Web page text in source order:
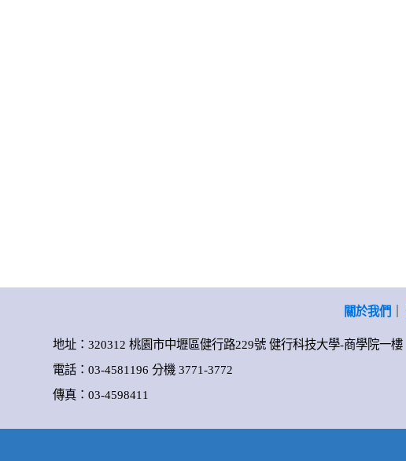
關於我們
地址：320312 桃園市中壢區健行路229號 健行科技大學-商學院一樓
電話：03-4581196 分機 3771-3772
傳真：03-4598411